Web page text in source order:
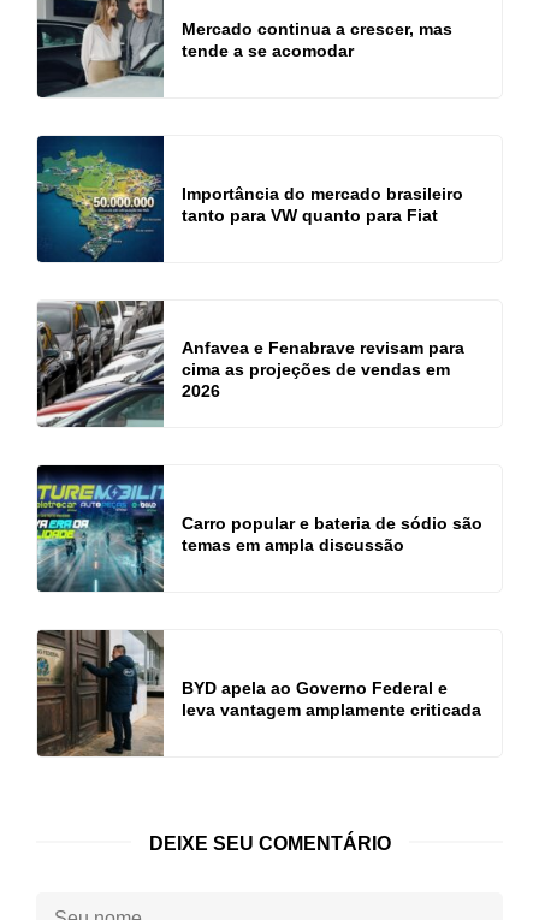
Mercado continua a crescer, mas
tende a se acomodar
Importância do mercado brasileiro
tanto para VW quanto para Fiat
Anfavea e Fenabrave revisam para
cima as projeções de vendas em
2026
Carro popular e bateria de sódio são
temas em ampla discussão
BYD apela ao Governo Federal e
leva vantagem amplamente criticada
DEIXE SEU COMENTÁRIO
Seu